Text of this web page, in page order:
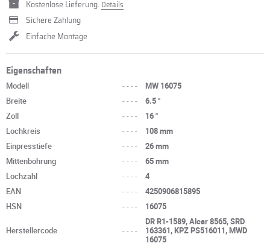
Kostenlose Lieferung. Details
Sichere Zahlung
Einfache Montage
Eigenschaften
Modell ----
MW 16075
Breite
----
6.5 "
Zoll
----
16 "
Lochkreis
----
108 mm
Einpresstiefe
----
26 mm
Mittenbohrung
----
65 mm
Lochzahl
----
4
EAN
----
4250906815895
HSN
---- 16075
Herstellercode ----
DR R1-1589, Alcar 8565, SRD
163361, KPZ PS516011, MWD
16075